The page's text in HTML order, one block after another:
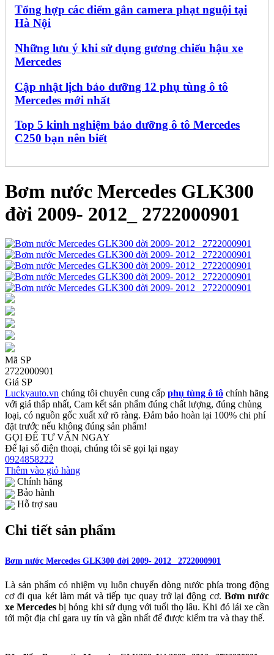
Tổng hợp các điểm gắn camera phạt nguội tại
Hà Nội
Những lưu ý khi sử dụng gương chiếu hậu xe
Mercedes
Cập nhật lịch bảo dưỡng 12 phụ tùng ô tô
Mercedes mới nhất
Top 5 kinh nghiệm bảo dưỡng ô tô Mercedes
C250 bạn nên biết
Bơm nước Mercedes GLK300
đời 2009- 2012_ 2722000901
Mã SP
2722000901
Giá SP
Luckyauto.vn chúng tôi chuyên cung cấp phụ tùng ô tô chính hãng
với giá thấp nhất, Cam kết sản phẩm đúng chất lượng, đúng chủng
loại, có nguồn gốc xuất xứ rõ ràng. Đảm bảo hoàn lại 100% chi phí
đặt trước nếu không đúng sản phẩm!
GỌI ĐỂ TƯ VẤN NGAY
Để lại số điện thoại, chúng tôi sẽ gọi lại ngay
0924858222
Thêm vào giỏ hàng
Chính hãng
Bảo hành
Hỗ trợ sau
Chi tiết sản phẩm
Bơm nước Mercedes GLK300 đời 2009- 2012_ 2722000901
Là sản phẩm có nhiệm vụ luôn chuyển dòng nước phía trong động
cơ đi qua két làm mát và tiếp tục quay trở lại động cơ. Bơm nước
xe Mercedes bị hỏng khi sử dụng với tuổi thọ lâu. Khi đó lái xe cần
tới một địa chỉ gara uy tín và gần nhất để được kiểm tra và thay thế.